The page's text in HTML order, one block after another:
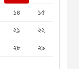
১৪
১৫
২১
২২
২৮
২৯